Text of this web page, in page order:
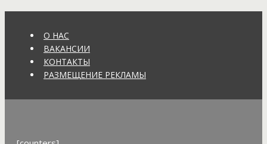
безопасностьантитеррористическая комиссия
антитеррористические учения
апелляцияаппарат видеофиксации
АрашуковАрбатАрена аренда земли
Артём АкименкоАртём КуликовАрхангельскархив
О НАС
ВАКАНСИИ
КОНТАКТЫ
РАЗМЕЩЕНИЕ РЕКЛАМЫ